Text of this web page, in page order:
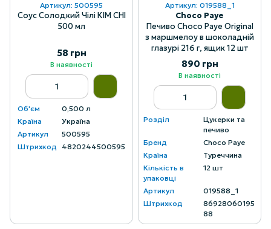
Артикул: 500595
Соус Солодкий Чілі КІМ СНІ
500 мл
58 грн
В наявності
Об'єм
0,500 л
Країна
Україна
Артикул
500595
Штрихкод
4820244500595
Артикул: 019588_1
Choco Paye
Печиво Choco Paye Original
з маршмелоу в шоколадній
глазурі 216 г, ящик 12 шт
890 грн
В наявності
Розділ
Цукерки та
печиво
Бренд
Choco Paye
Країна
Туреччина
Кількість в
упаковці
12 шт
Артикул
019588_1
Штрихкод
86928060195
88